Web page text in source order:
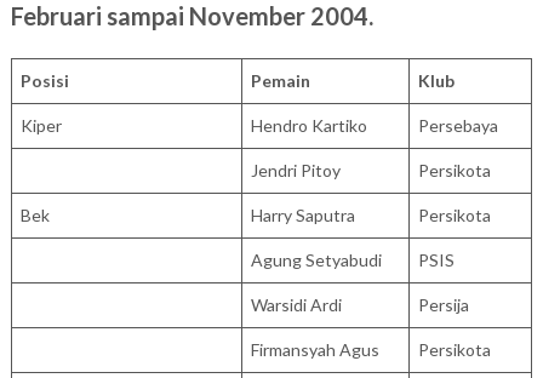
Februari sampai November 2004.
Posisi Pemain Klub
Kiper Hendro Kartiko Persebaya
Jendri Pitoy Persikota
Bek Harry Saputra Persikota
Agung Setyabudi PSIS
Warsidi Ardi Persija
Firmansyah Agus Persikota